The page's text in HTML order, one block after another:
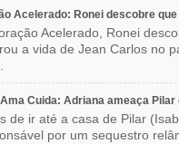
Acelerado: Ronei descobre
Acelerado, Ronei
a vida de Jean Carlos no
Cuida: Adriana ameaça
de ir até a casa de Pilar
por um sequestro